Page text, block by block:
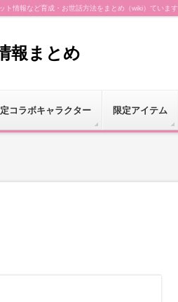
情報など育成・お世話方法をまとめ（wiki）ています
報まとめ
コラボキャラクター 限定アイテム